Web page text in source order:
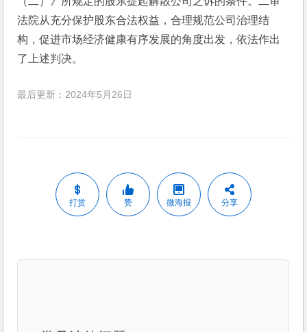
法院从充分保护股东合法权益，合理规范公司治理结
构，促进市场经济健康有序发展的角度出发，依法作出
了上述判决。
最后更新：2024年5月26日
打赏 赞 微海报 分享